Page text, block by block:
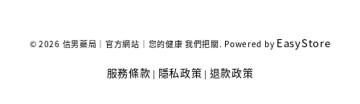
© 2026 信男藥局｜官方網站｜您的健康 我們把關. Powered by EasyStore
服務條款 | 隱私政策 | 退款政策